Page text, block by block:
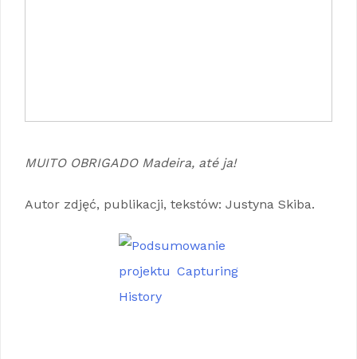
MUITO OBRIGADO Madeira, até ja!
Autor zdjęć, publikacji, tekstów: Justyna Skiba.